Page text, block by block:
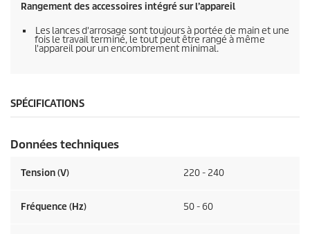
Rangement des accessoires intégré sur l’appareil
Les lances d'arrosage sont toujours à portée de main et une
fois le travail terminé, le tout peut être rangé à même
l'appareil pour un encombrement minimal.
SPÉCIFICATIONS
Données techniques
Tension (V) 220 - 240
Fréquence (Hz) 50 - 60